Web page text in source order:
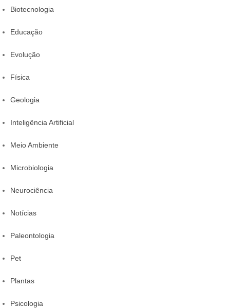
Biotecnologia
Educação
Evolução
Física
Geologia
Inteligência Artificial
Meio Ambiente
Microbiologia
Neurociência
Notícias
Paleontologia
Pet
Plantas
Psicologia